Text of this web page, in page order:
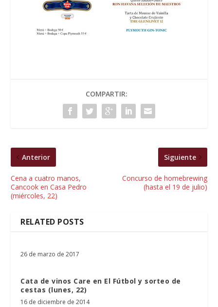
COMPARTIR:
Anterior
Cena a cuatro manos,
Cancook en Casa Pedro
(miércoles, 22)
Siguiente
Concurso de homebrewing
(hasta el 19 de julio)
RELATED POSTS
26 de marzo de 2017
Cata de vinos Care en El Fútbol y sorteo de
cestas (lunes, 22)
16 de diciembre de 2014